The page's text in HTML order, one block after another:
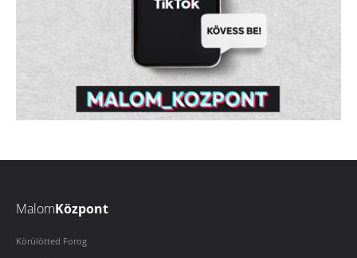
MalomKözpont
Körülötted Forog